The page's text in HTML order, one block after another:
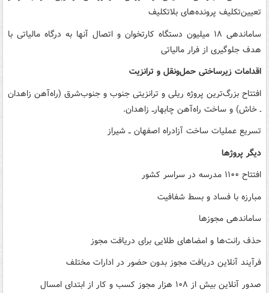
تعیین‌تکلیف پرونده‌های بلاتکلیف
ساماندهی ۱۸ میلیون دستگاه کارتخوان و اتصال آنها به درگاه مالیاتی با
هدف جلوگیری از فرار مالیاتی
اقدامات زیرساختی حمل‌ونقل و ترانزیت
افتتاح بزرگ‌ترین پروژه ریلی و ترانزیتی جنوب و جنوب‌شرق (‌راه‌آهن زاهدان
ـ خاش) و ساخت راه‌آهن چابهارــ زاهدان.
تسریع عملیات ساخت آزادراه اصفهان ــ شیراز
دیگر پروژها
افتتاح ۱۱۰۰ مدرسه در سراسر کشور
مبارزه با فساد و بسط شفافیت
ساماندهی مجوزها
حذف رانت‌ها و امضاهای طلایی برای دریافت مجوز
فرآیند آنلاین دریافت مجوز بدون حضور در ادارات مختلف
صدور آنلاین بیش از ۱۰۸ هزار مجوز کسب و کار از ابتدای امسال